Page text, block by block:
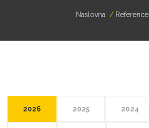
Naslovna Reference
2026 2025 2024